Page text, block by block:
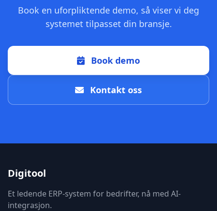
Book en uforpliktende demo, så viser vi deg
systemet tilpasset din bransje.
Book demo
Kontakt oss
Digitool
Et ledende ERP-system for bedrifter, nå med AI-
integrasjon.